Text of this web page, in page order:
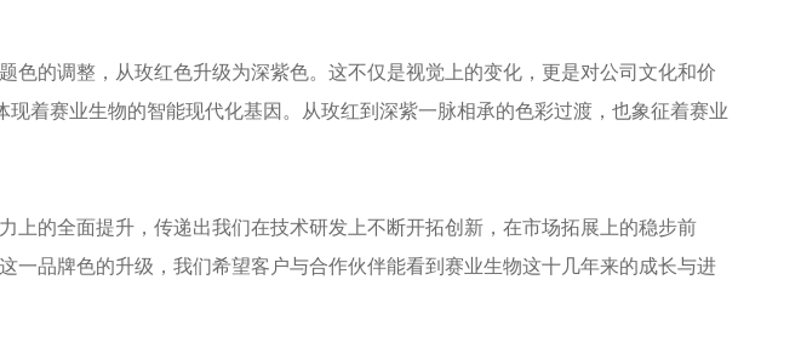
色的调整，从玫红色升级为深紫色。这不仅是视觉上的变化，更是对公司文化和价
现着赛业生物的智能现代化基因。从玫红到深紫一脉相承的色彩过渡，也象征着赛业
上的全面提升，传递出我们在技术研发上不断开拓创新，在市场拓展上的稳步前
一品牌色的升级，我们希望客户与合作伙伴能看到赛业生物这十几年来的成长与进